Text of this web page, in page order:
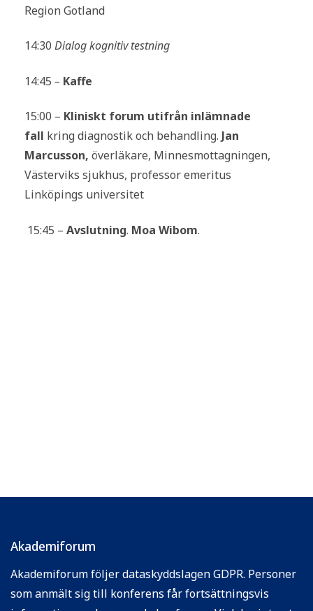
Region Gotland
14:30 Dialog kognitiv testning
14:45 – Kaffe
15:00 – Kliniskt forum utifrån inlämnade
fall kring diagnostik och behandling. Jan
Marcusson, överläkare, Minnesmottagningen,
Västerviks sjukhus, professor emeritus
Linköpings universitet
15:45 – Avslutning. Moa Wibom.
Akademiforum
Akademiforum följer dataskyddslagen GDPR. Personer
som anmält sig till konferens får fortsättningsvis